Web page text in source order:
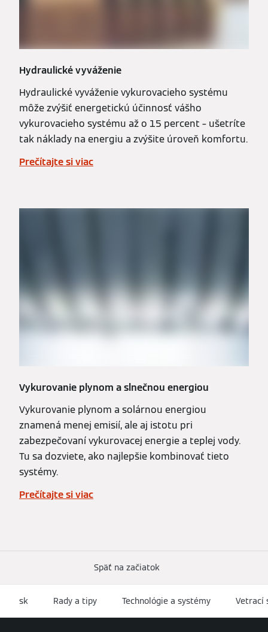
Hydraulické vyváženie
Hydraulické vyváženie vykurovacieho systému
môže zvýšiť energetickú účinnosť vášho
vykurovacieho systému až o 15 percent – ušetríte
tak náklady na energiu a zvýšite úroveň komfortu.
Prečítajte si viac
Vykurovanie plynom a slnečnou energiou
Vykurovanie plynom a solárnou energiou
znamená menej emisií, ale aj istotu pri
zabezpečovaní vykurovacej energie a teplej vody.
Tu sa dozviete, ako najlepšie kombinovať tieto
systémy.
Prečítajte si viac
Späť na začiatok
sk Rady a tipy Technológie a systémy Vetrací